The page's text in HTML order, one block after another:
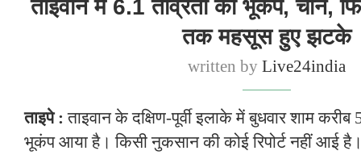
ताइवान में 6.1 तीव्रता का भूंकप, चीन,
तक महसूस हुए झटके
written byLive24india
ताइपे :ताइवान के दक्षिण-पूर्वी इलाके में बुधवार शाम
भूकंप आया है। किसी नुकसान की कोई रिपोर्ट नहीं आई